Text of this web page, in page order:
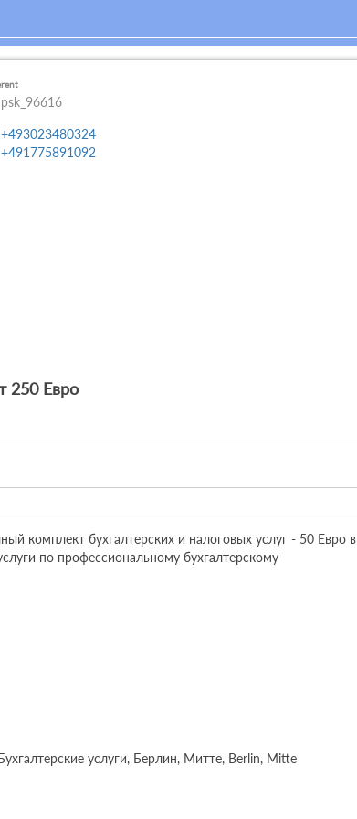
psk_96616
+493023480324
+491775891092
250 Евро
комплект бухгалтерских и налоговых услуг - 50 Евро в
по профессиональному бухгалтерскому
услуги, Берлин, Митте, Berlin, Mitte